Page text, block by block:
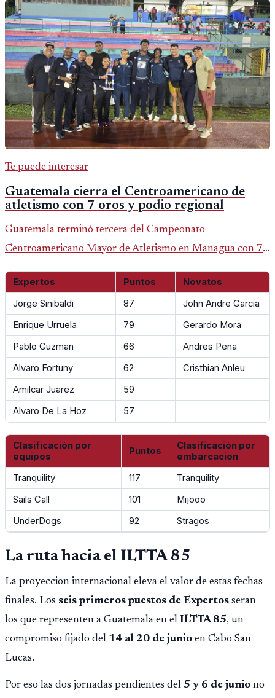
Te puede interesar
Guatemala cierra el Centroamericano de
atletismo con 7 oros y podio regional
Guatemala terminó tercera del Campeonato
Centroamericano Mayor de Atletismo en Managua con 7
CDAG.
Expertos Puntos
Novatos
Jorge Sinibaldi
87
John Andre Garcia
Enrique Urruela
79
Gerardo Mora
Pablo Guzman
66
Andres Pena
Alvaro Fortuny
62
Cristhian Anleu
Amilcar Juarez
59
Alvaro De La Hoz
57
Clasificación por
equipos
Puntos
Clasificación por
embarcacion
Tranquility
117
Tranquility
Sails Call
101
Mijooo
UnderDogs
92 Stragos
La ruta hacia el ILTTA 85
La proyeccion internacional eleva el valor de estas fechas
finales. Los seis primeros puestos de Expertos seran
los que representen a Guatemala en el ILTTA 85, un
compromiso fijado del 14 al 20 de junio en Cabo San
Lucas.
Por eso las dos jornadas pendientes del 5 y 6 de junio no